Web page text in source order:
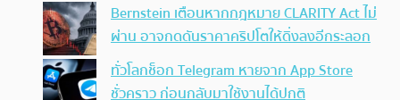
Bernstein เตือนหากกฎหมาย CLARITY Act ไม่
ผ่าน อาจกดดันราคาคริปโตให้ดิ่งลงอีกระลอก
ทั่วโลกช็อก Telegram หายจาก App Store
ชั่วคราว ก่อนกลับมาใช้งานได้ปกติ